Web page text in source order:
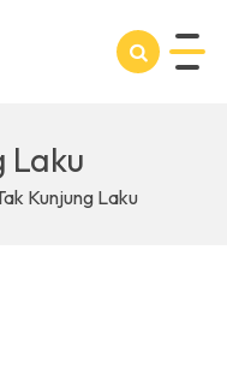
Laku
Kunjung Laku